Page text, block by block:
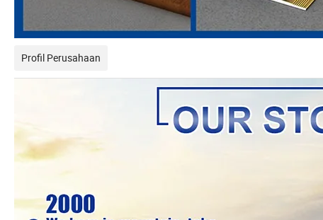
Profil Perusahaan